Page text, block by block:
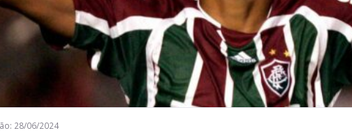
28/06/2024